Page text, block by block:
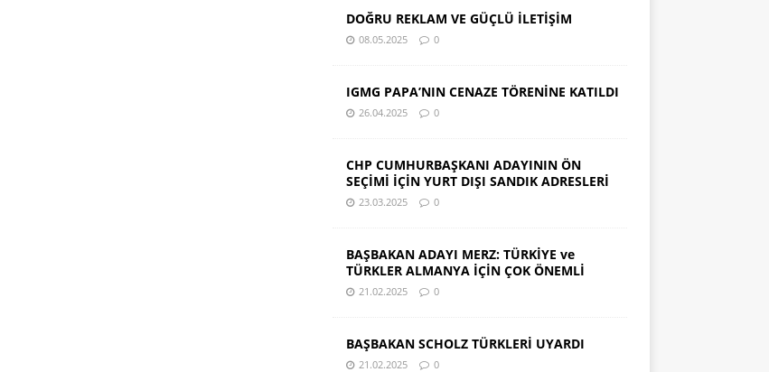
DOĞRU REKLAM VE GÜÇLÜ İLETİŞİM
08.05.2025 0
IGMG PAPA’NIN CENAZE TÖRENİNE KATILDI
26.04.2025 0
CHP CUMHURBAŞKANI ADAYININ ÖN
SEÇİMİ İÇİN YURT DIŞI SANDIK ADRESLERİ
23.03.2025 0
BAŞBAKAN ADAYI MERZ: TÜRKİYE ve
TÜRKLER ALMANYA İÇİN ÇOK ÖNEMLİ
21.02.2025 0
BAŞBAKAN SCHOLZ TÜRKLERİ UYARDI
21.02.2025 0